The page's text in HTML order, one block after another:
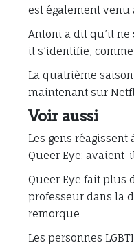
est également
Antoni a dit qu’il
il s’identifie,
La quatrième
maintenant sur
Voir aussi
Les gens
Queer Eye: avaient-
Queer Eye fait plus
professeur dans la
remorque
Les personnes